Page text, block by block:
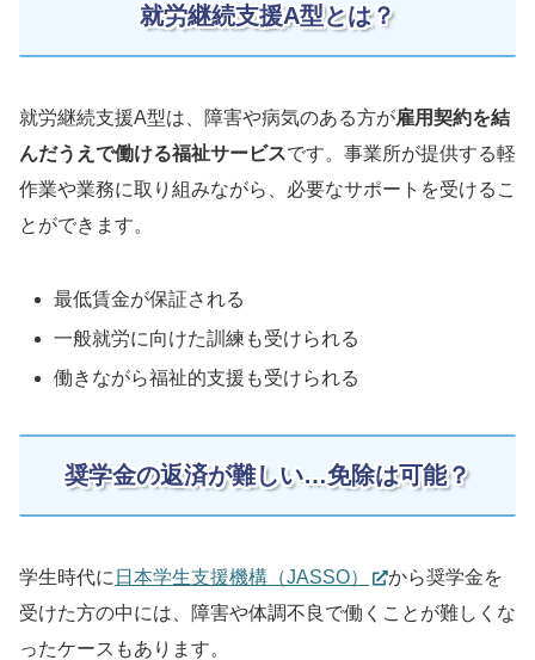
就労継続支援A型とは？
就労継続支援A型は、障害や病気のある方が雇用契約を結
んだうえで働ける福祉サービスです。事業所が提供する軽
作業や業務に取り組みながら、必要なサポートを受けるこ
とができます。
最低賃金が保証される
一般就労に向けた訓練も受けられる
働きながら福祉的支援も受けられる
奨学金の返済が難しい…免除は可能？
学生時代に 日本学生支援機構（JASSO）
から奨学金を
受けた方の中には、障害や体調不良で働くことが難しくな
ったケースもあります。